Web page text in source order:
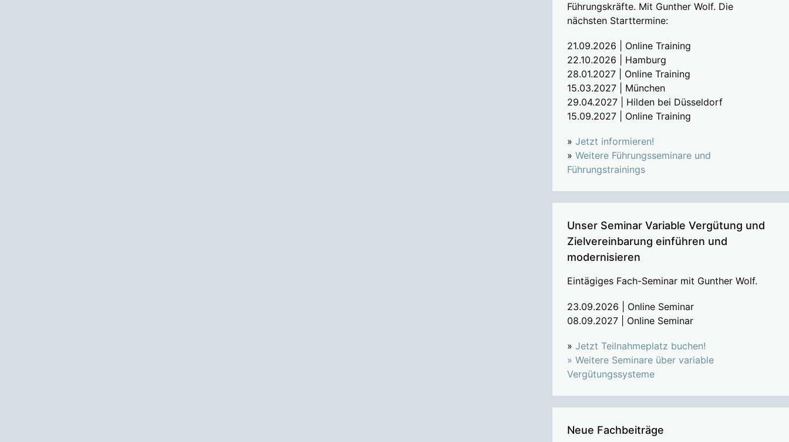
Führungskräfte. Mit Gunther Wolf. Die
nächsten Starttermine:
21.09.2026 | Online Training
22.10.2026 | Hamburg
28.01.2027 | Online Training
15.03.2027 | München
29.04.2027 | Hilden bei Düsseldorf
15.09.2027 | Online Training
» Jetzt informieren!
» Weitere Führungsseminare und
Führungstrainings
Unser Seminar Variable Vergütung und
Zielvereinbarung einführen und
modernisieren
Eintägiges Fach-Seminar mit Gunther Wolf.
23.09.2026 | Online Seminar
08.09.2027 | Online Seminar
» Jetzt Teilnahmeplatz buchen!
» Weitere Seminare über variable
Vergütungssysteme
Neue Fachbeiträge